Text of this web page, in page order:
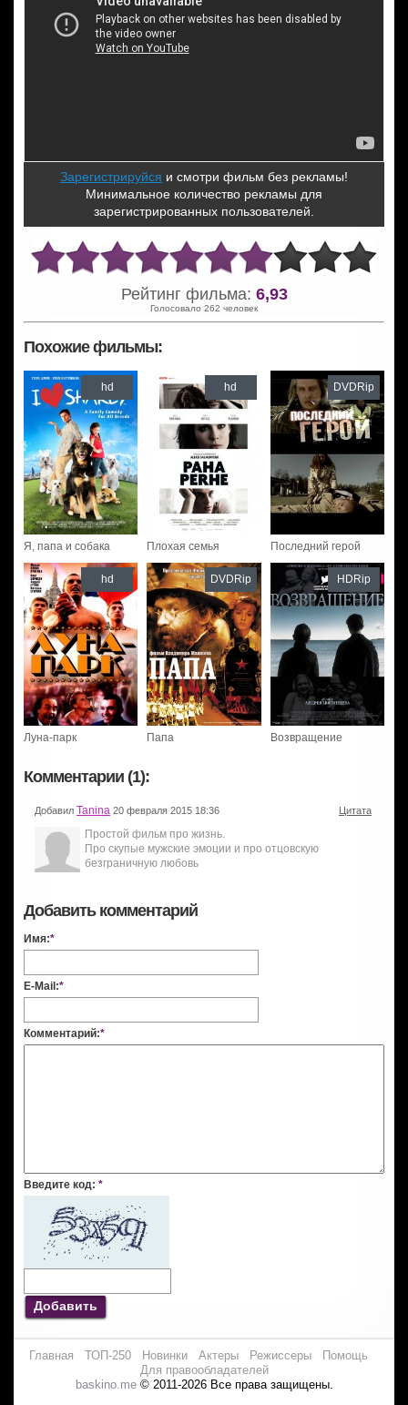
Зарегистрируйся и смотри фильм без рекламы!
Минимальное количество рекламы для
зарегистрированных пользователей.
Рейтинг фильма: 6,93
Голосовало 262 человек
Похожие фильмы:
Я, папа и собака
hd
Плохая семья
hd
Последний герой
DVDRip
Луна-парк
hd
Папа
DVDRip
Возвращение
HDRip
Комментарии (1):
Добавил Tanina 20 февраля 2015 18:36 Цитата
Простой фильм про жизнь.
Про скупые мужские эмоции и про отцовскую
безграничную любовь
Добавить комментарий
Имя:*
E-Mail:*
Комментарий:*
Введите код: *
Добавить
Главная ТОП-250 Новинки Актеры Режиссеры
Помощь
Для правообладателей
baskino.me© 2011-2026 Все права защищены.